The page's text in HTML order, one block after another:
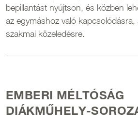
bepillantást nyújtson, és közben
az egymáshoz való kapcsolódásra,
szakmai közeledésre.
EMBERI MÉLTÓSÁG
DIÁKMŰHELY-